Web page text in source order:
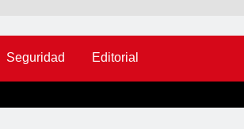
Seguridad Editorial